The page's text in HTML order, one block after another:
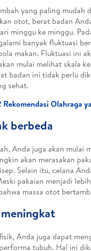
yang paling mudah
otot, berat badan
minggu ke minggu.
banyak fluktuasi
makan. Fluktuasi ini
mulai melihat skala
badan ini tidak perlu
sehat.
Rekomendasi Olahraga
berbeda
Anda juga akan mulai
akan merasakan
Selain itu, celana
pakaian menjadi
massa otot
Anda juga dapat
tubuh. Hal ini